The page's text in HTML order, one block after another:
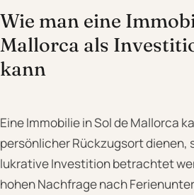
Wie man eine
Mallorca als
kann
Eine Immobilie in Sol de Mallorca
persönlicher Rückzugsort dienen,
lukrative Investition betrachtet
hohen Nachfrage nach